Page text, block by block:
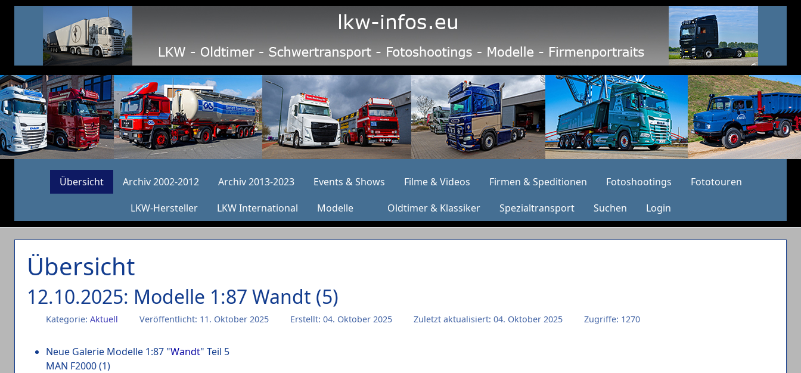
Übersicht Archiv 2002-2012 Archiv 2013-2023 Events & Shows Filme & Videos Firmen & Speditionen Fotoshootings
Fototouren
LKW-Hersteller
LKW International Modelle Oldtimer & Klassiker Spezialtransport Suchen Login
Übersicht
12.10.2025: Modelle 1:87 Wandt (5)
Kategorie: Aktuell Veröffentlicht: 11. Oktober 2025 Erstellt: 04. Oktober 2025 Zuletzt aktualisiert: 04. Oktober 2025 Zugriffe: 1270
Neue Galerie Modelle 1:87 "Wandt" Teil 5
MAN F2000 (1)